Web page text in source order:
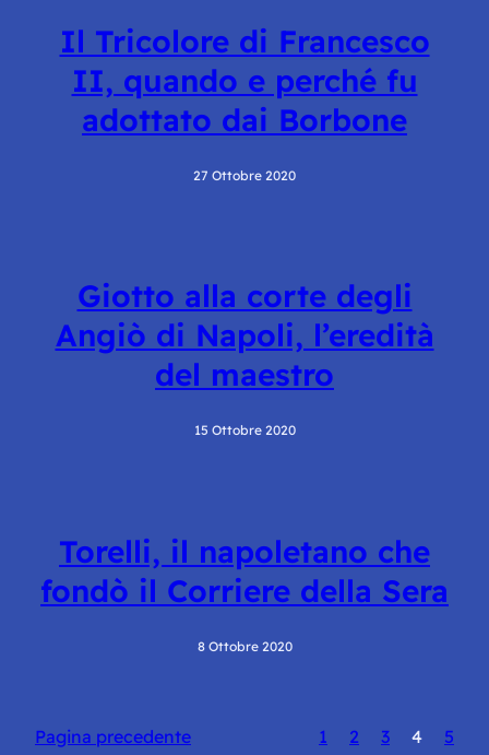
Il Tricolore di Francesco
II, quando e perché fu
adottato dai Borbone
27 Ottobre 2020
Giotto alla corte degli
Angiò di Napoli, l’eredità
del maestro
15 Ottobre 2020
Torelli, il napoletano che
fondò il Corriere della Sera
8 Ottobre 2020
Pagina precedente 1 2 3 4
5